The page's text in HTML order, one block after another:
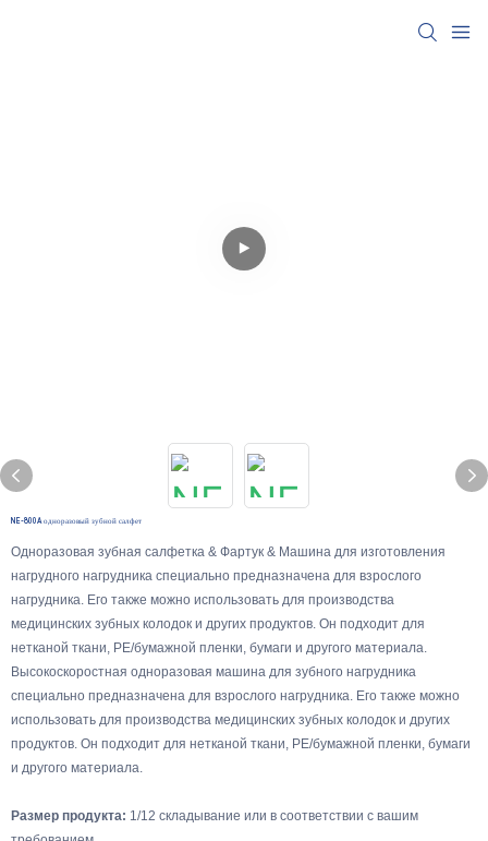
NE-800A одноразовый зубной салфет
Одноразовая зубная салфетка & Фартук & Машина для изготовления
нагрудного нагрудника специально предназначена для взрослого
нагрудника. Его также можно использовать для производства
медицинских зубных колодок и других продуктов. Он подходит для
нетканой ткани, PE/бумажной пленки, бумаги и другого материала.
Высокоскоростная одноразовая машина для зубного нагрудника
специально предназначена для взрослого нагрудника. Его также можно
использовать для производства медицинских зубных колодок и других
продуктов. Он подходит для нетканой ткани, PE/бумажной пленки, бумаги
и другого материала.
Размер продукта: 1/12 складывание или в соответствии с вашим